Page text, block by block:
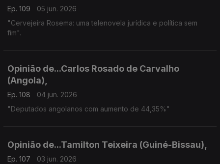
Ep. 109
05 jun. 2026
"Cervejeira Rosema: uma telenovela jurídica e política sem
fim".
Opinião de...Carlos Rosado de Carvalho
(Angola),
Ep. 108
04 jun. 2026
"Deputados angolanos com aumento de 44,35%"
Opinião de...Tamilton Teixeira (Guiné-Bissau),
Ep. 107
03 jun. 2026